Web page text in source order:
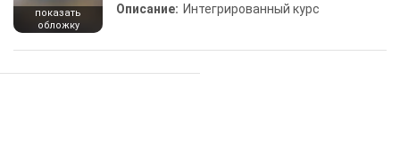
показать
обложку
Описание: Интегрированный курс